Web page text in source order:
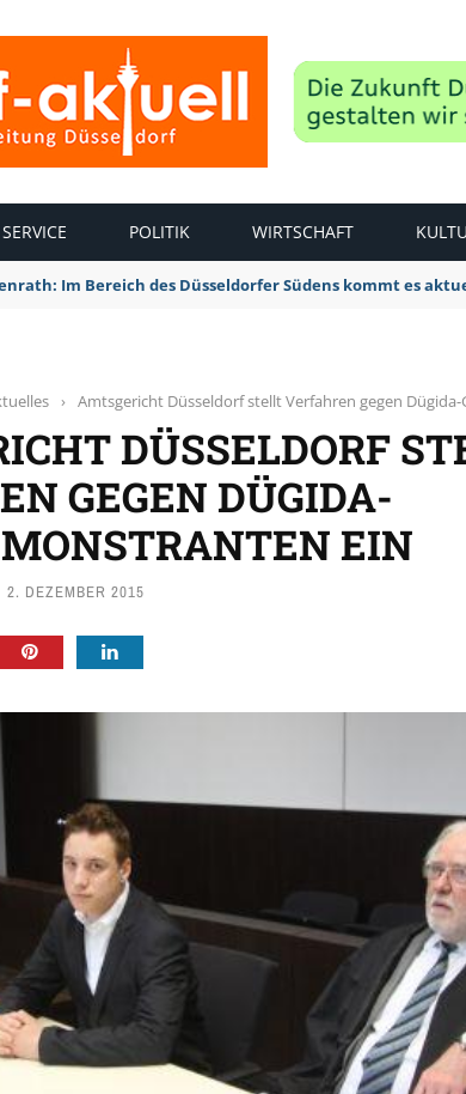
SERVICE POLITIK WIRTSCHAFT
Im Bereich des Düsseldorfer Südens kommt es
› Amtsgericht Düsseldorf stellt Verfahren gegen
DÜSSELDORF
GEGEN DÜGIDA-
EIN
2. DEZEMBER 2015